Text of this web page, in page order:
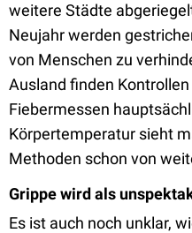
weitere Städte
Neujahr werden
von Menschen zu
Ausland finden
Fiebermessen
Körpertemperatur sieht
Methoden schon von
Grippe wird als
Es ist auch noch unklar,